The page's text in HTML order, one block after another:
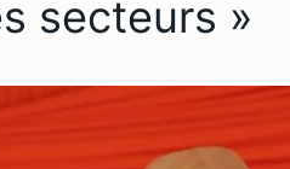
secteurs »